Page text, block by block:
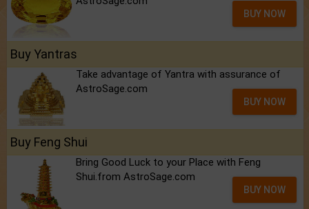
BUY NOW
Buy Yantras
Take advantage of Yantra with assurance of
AstroSage.com
BUY NOW
Buy Feng Shui
Bring Good Luck to your Place with Feng
Shui.from AstroSage.com
BUY NOW